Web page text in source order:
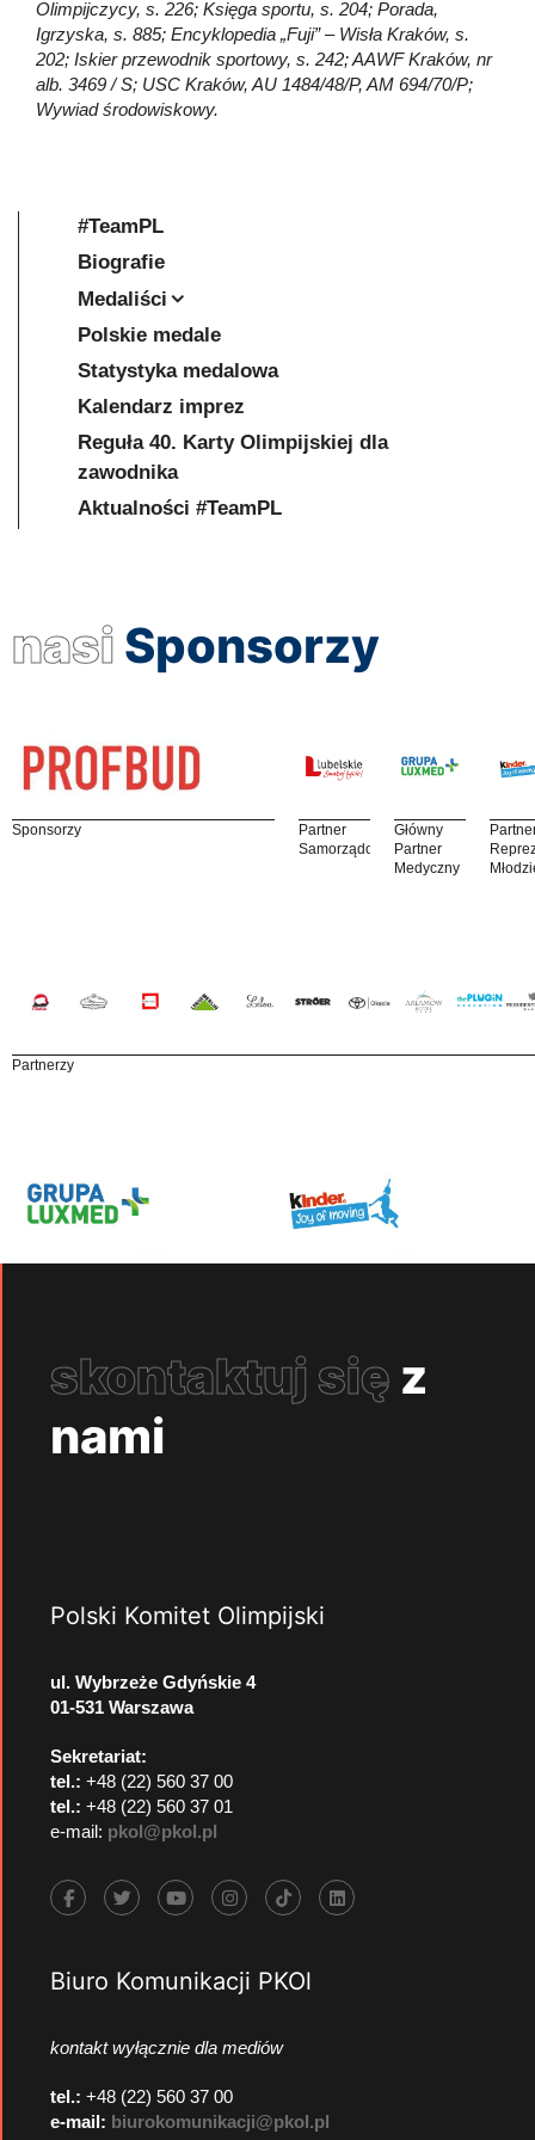
Olimpijczycy, s. 226; Księga sportu, s. 204; Porada,
Igrzyska, s. 885; Encyklopedia „Fuji” – Wisła Kraków, s.
202; Iskier przewodnik sportowy, s. 242; AAWF Kraków, nr
alb. 3469 / S; USC Kraków, AU 1484/48/P, AM 694/70/P;
Wywiad środowiskowy.
#TeamPL
Biografie
Medaliści
Polskie medale
Statystyka medalowa
Kalendarz imprez
Reguła 40. Karty Olimpijskiej dla
zawodnika
Aktualności #TeamPL
nasi Sponsorzy
Sponsorzy
Partner
Samorządowy
Główny
Partner
Medyczny
Partnerzy
skontaktuj się z
nami
Polski Komitet Olimpijski
ul. Wybrzeże Gdyńskie 4
01-531 Warszawa
Sekretariat:
tel.: +48 (22) 560 37 00
tel.: +48 (22) 560 37 01
e-mail: pkol@pkol.pl
Biuro Komunikacji PKOl
kontakt wyłącznie dla mediów
tel.: +48 (22) 560 37 00
e-mail: biurokomunikacji@pkol.pl